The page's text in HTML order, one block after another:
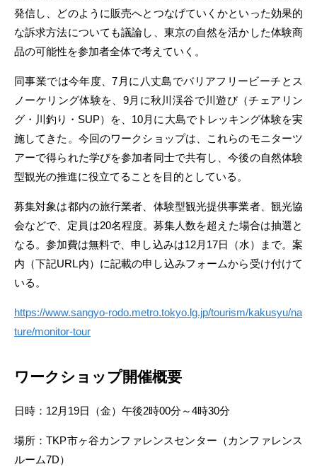
発信し、どのように販売へとつなげていくかといった効果的
な訴求方法についても議論し、東京の自然を活かした体験商
品の可能性を参加者全体で考えていく。
同事業では今年度、7月に八丈島でバリアフリービーチとス
ノーケリング体験を、9月に秋川渓谷で川遊び（チェアリン
グ・川釣り・SUP）を、10月に大島でトレッキング体験を実
施してきた。今回のワークショップは、これらのモニターツ
アーで得られた学びを参加者同士で共有し、今後の自然体験
型観光の推進に役立てることを目的としている。
募集対象は都内の旅行業者、体験型観光提供事業者、観光協
会などで、定員は20名程度。募集人数を超えた場合は抽選と
なる。参加費は無料で、申し込みは12月17日（水）まで。案
内（下記URL内）に記載の申し込みフォームから受け付けて
いる。
https://www.sangyo-rodo.metro.tokyo.lg.jp/tourism/kakusyu/na
ture/monitor-tour
ワークショップ開催概要
日時：12月19日（金）午後2時00分～4時30分
場所：TKP市ヶ谷カンファレンスセンター（カンファレンス
ルーム7D）